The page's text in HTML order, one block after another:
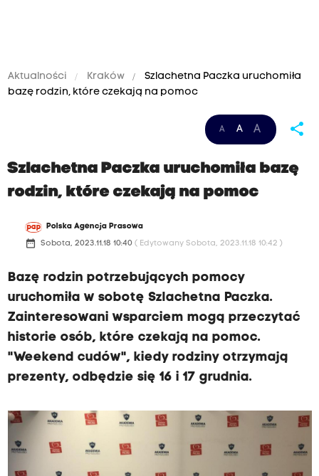
Aktualności Kraków
Szlachetna Paczka uruchomiła
bazę rodzin, które czekają na pomoc
A A A share
Szlachetna Paczka uruchomiła bazę
rodzin, które czekają na pomoc
Polska Agencja Prasowa
date_range Sobota, 2023.11.18 10:40 ( Edytowany Sobota, 2023.11.18 10:42 )
Bazę rodzin potrzebujących pomocy
uruchomiła w sobotę Szlachetna Paczka.
Zainteresowani wsparciem mogą przeczytać
historie osób, które czekają na pomoc.
"Weekend cudów", kiedy rodziny otrzymają
prezenty, odbędzie się 16 i 17 grudnia.